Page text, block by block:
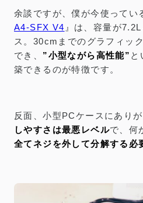
余談ですが、僕が今使ってい
A4-SFX V4 』は、容量が
ス。30cmまでのグラフィッ
でき、 ”小型ながら高性能” と
築できるのが特徴です。
反面、小型PCケースにあり
しやすさは最悪レベルで、何
全てネジを外して分解する必